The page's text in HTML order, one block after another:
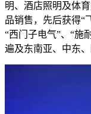
明、酒店照明及体
品销售，先后获得“
“西门子电气”、“施
遍及东南亚、中东